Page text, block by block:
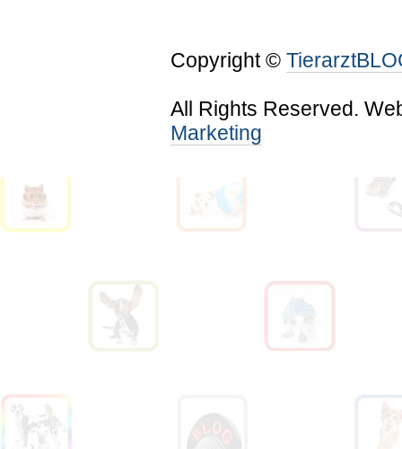
Copyright ©
All Rights Reserved.
Marketing